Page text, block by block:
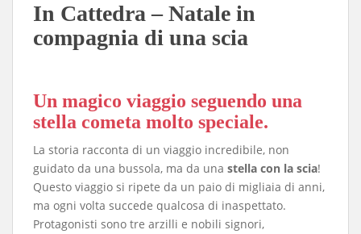
In Cattedra – Natale in
compagnia di una scia
Un magico viaggio seguendo una
stella cometa molto speciale.
La storia racconta di un viaggio incredibile, non
guidato da una bussola, ma da una stella con la scia!
Questo viaggio si ripete da un paio di migliaia di anni,
ma ogni volta succede qualcosa di inaspettato.
Protagonisti sono tre arzilli e nobili signori,